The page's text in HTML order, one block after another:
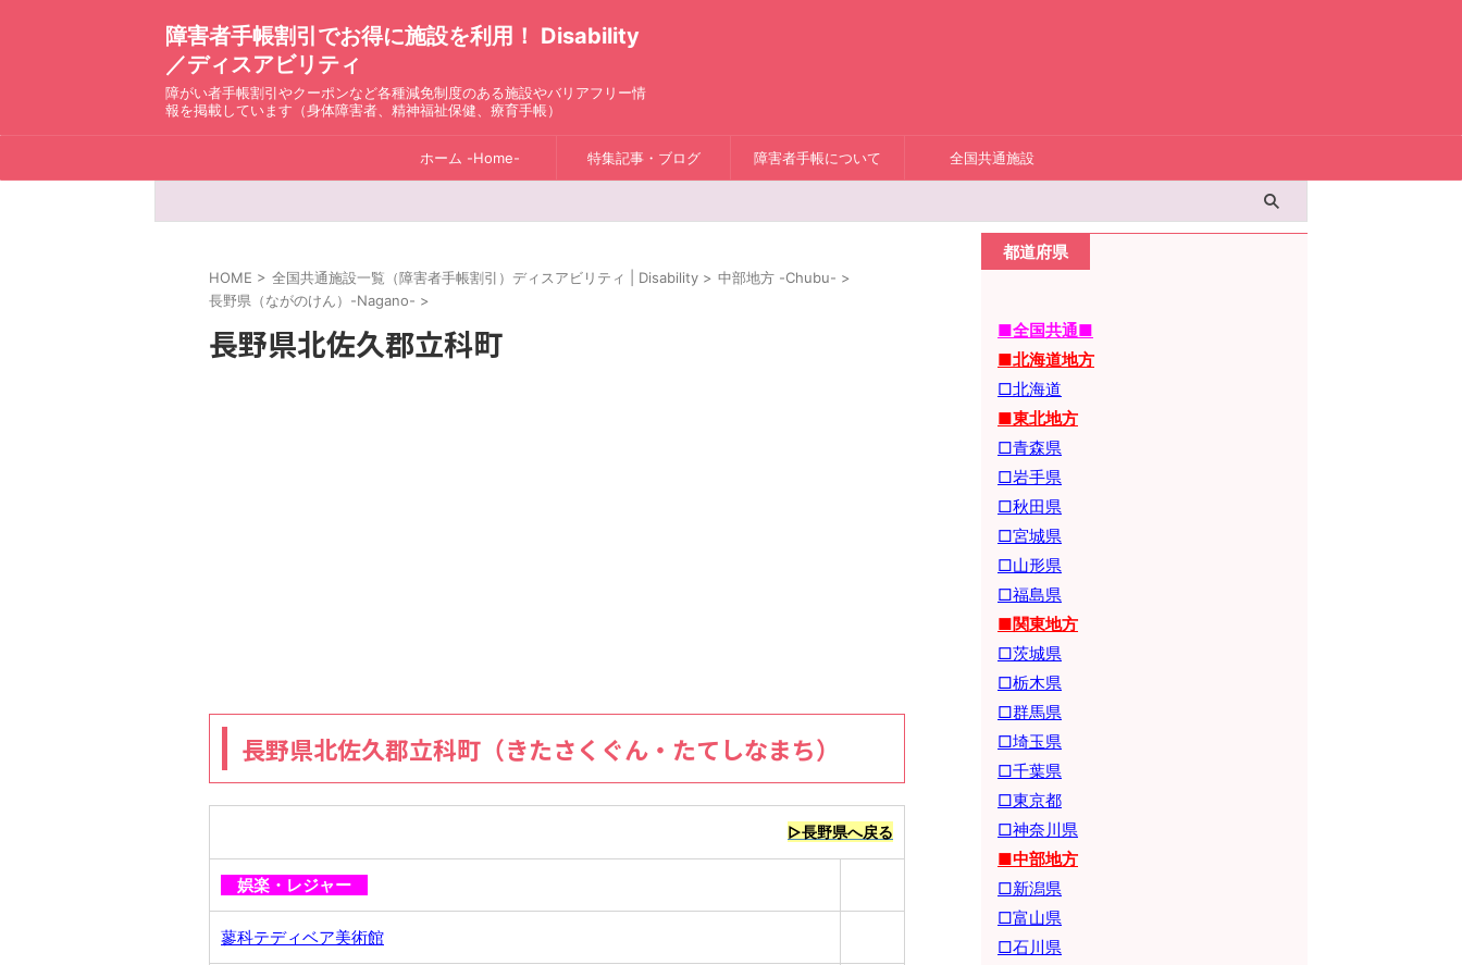
障害者手帳割引でお得に施設を利用！ Disability
／ディスアビリティ
障がい者手帳割引やクーポンなど各種減免制度のある施設やバリアフリー情
報を掲載しています（身体障害者、精神福祉保健、療育手帳）
ホーム -Home- 特集記事・ブログ 障害者手帳について 全国共通施設
HOME > 全国共通施設一覧（障害者手帳割引）ディスアビリティ | Disability > 中部地方 -Chubu- >
長野県（ながのけん）-Nagano- >
長野県北佐久郡立科町
長野県北佐久郡立科町（きたさくぐん・たてしなまち）
▷長野県へ戻る
娯楽・レジャー
蓼科テディベア美術館
都道府県
■全国共通■
■北海道地方
□北海道
■東北地方
□青森県
□岩手県
□秋田県
□宮城県
□山形県
□福島県
■関東地方
□茨城県
□栃木県
□群馬県
□埼玉県
□千葉県
□東京都
□神奈川県
■中部地方
□新潟県
□富山県
□石川県